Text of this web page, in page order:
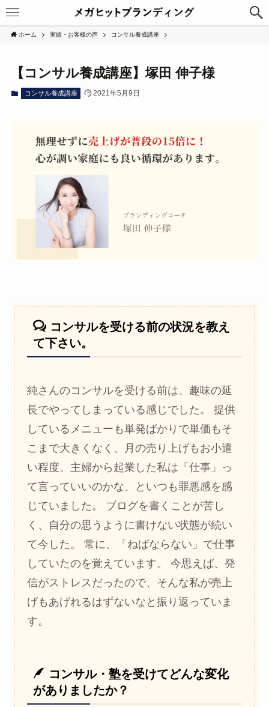
ホーム 実績・お客様の声 コンサル養成講座
【コンサル養成講座】塚田 伸子様
コンサル養成講座 2021年5月9日
コンサルを受ける前の状況を教え
て下さい。
純さんのコンサルを受ける前は、趣味の延
長でやってしまっている感じでした。 提供
しているメニューも単発ばかりで単価もそ
こまで大きくなく、月の売り上げもお小遣
い程度。主婦から起業した私は「仕事」っ
て言っていいのかな、といつも罪悪感を感
じていました。 ブログを書くことが苦し
く、自分の思うように書けない状態が続い
て今した。 常に、「ねばならない」で仕事
していたのを覚えています。 今思えば、発
信がストレスだったので、そんな私が売上
げもあげれるはずないなと振り返っていま
す。
コンサル・塾を受けてどんな変化
がありましたか？